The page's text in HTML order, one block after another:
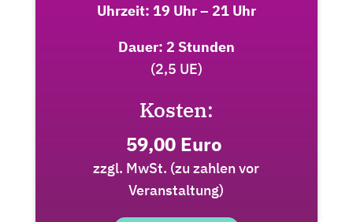
Uhrzeit: 19 Uhr – 21 Uhr
Dauer: 2 Stunden
(2,5 UE)
Kosten:
59,00 Euro
zzgl. MwSt. (zu zahlen vor
Veranstaltung)